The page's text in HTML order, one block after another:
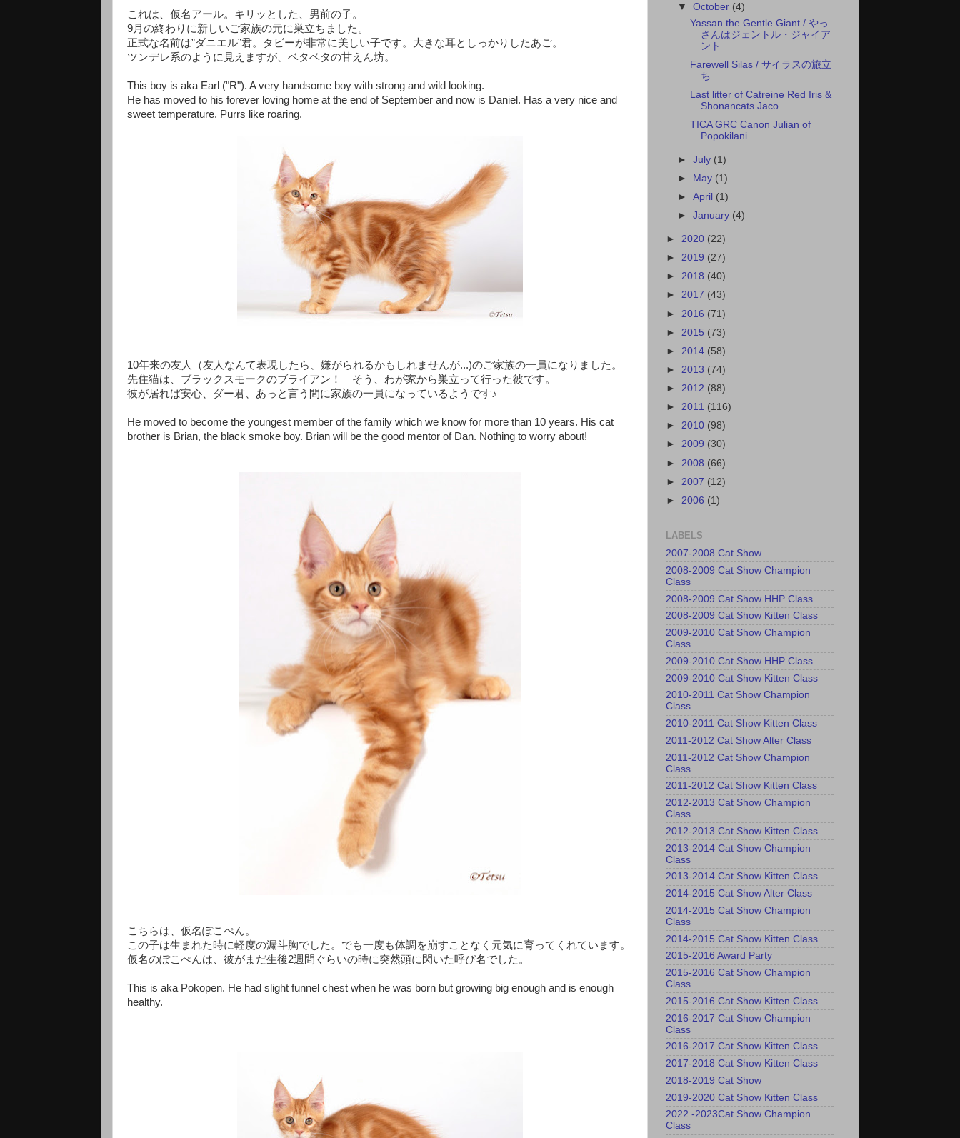
これは、仮名アール。キリッとした、男前の子。
9月の終わりに新しいご家族の元に巣立ちました。
正式な名前は”ダニエル”君。タビーが非常に美しい子です。大きな耳としっかりしたあご。
ツンデレ系のように見えますが、ベタベタの甘えん坊。
This boy is aka Earl ("R"). A very handsome boy with strong and wild looking.
He has moved to his forever loving home at the end of September and now is Daniel. Has a very nice and
sweet temperature. Purrs like roaring.
10年来の友人（友人なんて表現したら、嫌がられるかもしれませんが...)のご家族の一員になりました。
先住猫は、ブラックスモークのブライアン！ そう、わが家から巣立って行った彼です。
彼が居れば安心、ダー君、あっと言う間に家族の一員になっているようです♪
He moved to become the youngest member of the family which we know for more than 10 years. His cat
brother is Brian, the black smoke boy. Brian will be the good mentor of Dan. Nothing to worry about!
こちらは、仮名ぽこぺん。
この子は生まれた時に軽度の漏斗胸でした。でも一度も体調を崩すことなく元気に育ってくれています。
仮名のぽこぺんは、彼がまだ生後2週間ぐらいの時に突然頭に閃いた呼び名でした。
This is aka Pokopen. He had slight funnel chest when he was born but growing big enough and is enough
healthy.
▼October (4)
Yassan the Gentle Giant / やっ
さんはジェントル・ジャイア
ント
Farewell Silas / サイラスの旅立
ち
Last litter of Catreine Red Iris &
Shonancats Jaco...
TICA GRC Canon Julian of
Popokilani
►July (1)
►
May (1)
►April (1)
►January (4)
► 2020 (22)
► 2019 (27)
► 2018 (40)
► 2017 (43)
► 2016 (71)
► 2015 (73)
► 2014 (58)
► 2013 (74)
► 2012 (88)
► 2011 (116)
► 2010 (98)
► 2009 (30)
► 2008 (66)
► 2007 (12)
► 2006 (1)
LABELS
2007-2008 Cat Show
2008-2009 Cat Show Champion
Class
2008-2009 Cat Show HHP Class
2008-2009 Cat Show Kitten Class
2009-2010 Cat Show Champion
Class
2009-2010 Cat Show HHP Class
2009-2010 Cat Show Kitten Class
2010-2011 Cat Show Champion
Class
2010-2011 Cat Show Kitten Class
2011-2012 Cat Show Alter Class
2011-2012 Cat Show Champion
Class
2011-2012 Cat Show Kitten Class
2012-2013 Cat Show Champion
Class
2012-2013 Cat Show Kitten Class
2013-2014 Cat Show Champion
Class
2013-2014 Cat Show Kitten Class
2014-2015 Cat Show Alter Class
2014-2015 Cat Show Champion
Class
2014-2015 Cat Show Kitten Class
2015-2016 Award Party
2015-2016 Cat Show Champion
Class
2015-2016 Cat Show Kitten Class
2016-2017 Cat Show Champion
Class
2016-2017 Cat Show Kitten Class
2017-2018 Cat Show Kitten Class
2018-2019 Cat Show
2019-2020 Cat Show Kitten Class
2022 -2023Cat Show Champion
Class